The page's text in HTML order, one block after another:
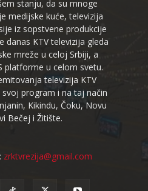
stanju, da su mnoge
medijske kuće, televizija
iz sopstvene produkcije
danas KTV televizija gleda
mreže u celoj Srbiji, a
platforme u celom svetu.
televizija KTV
program i na taj način
Kikindu, Čoku, Novu
Bečej i Žitište.
zrktvrezija@gmail.com